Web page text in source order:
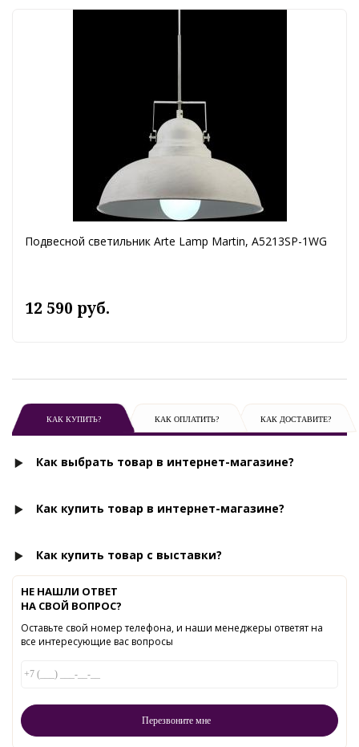
Подвесной светильник Arte Lamp Martin, A5213SP-1WG
12 590 руб.
КАК КУПИТЬ? КАК ОПЛАТИТЬ? КАК ДОСТАВИТЕ?
Как выбрать товар в интернет-магазине?
Как купить товар в интернет-магазине?
Как купить товар с выставки?
НЕ НАШЛИ ОТВЕТ
НА СВОЙ ВОПРОС?
Оставьте свой номер телефона, и наши менеджеры ответят на
все интересующие вас вопросы